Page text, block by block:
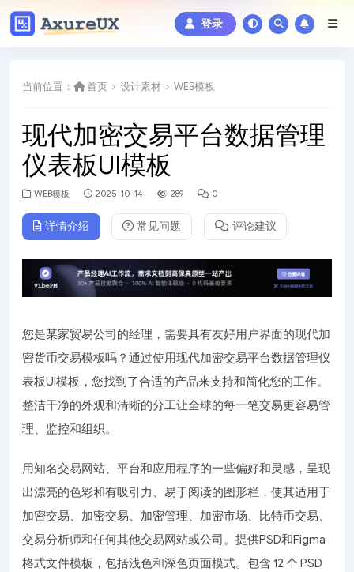
登录
当前位置： 首页 设计素材 WEB模板
现代加密交易平台数据管理
仪表板UI模板
WEB模板 2025-10-14 289 0
详情介绍 常见问题 评论建议
您是某家贸易公司的经理，需要具有友好用户界面的现代加
密货币交易模板吗？通过使用现代加密交易平台数据管理仪
表板UI模板，您找到了合适的产品来支持和简化您的工作。
整洁干净的外观和清晰的分工让全球的每一笔交易更容易管
理、监控和组织。
用知名交易网站、平台和应用程序的一些偏好和灵感，呈现
出漂亮的色彩和有吸引力、易于阅读的图形栏，使其适用于
加密交易、加密交易、加密管理、加密市场、比特币交易、
交易分析师和任何其他交易网站或公司。提供PSD和Figma
格式文件模板，包括浅色和深色页面模式。包含 12 个 PSD